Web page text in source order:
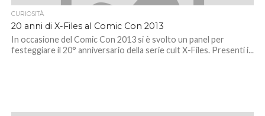
CURIOSITÀ
20 anni di X-Files al Comic Con 2013
In occasione del Comic Con 2013 si è svolto un panel per
festeggiare il 20° anniversario della serie cult X-Files. Presenti i...